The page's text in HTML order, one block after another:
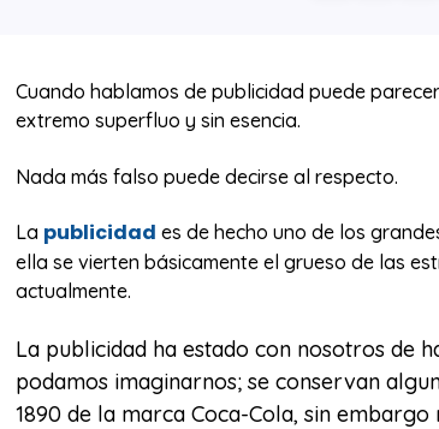
Cuando hablamos de publicidad puede
extremo superfluo y sin esencia.
Nada más falso puede decirse al respecto.
La publicidad es de hecho uno de los
ella se vierten básicamente el grueso de las
actualmente.
La publicidad ha estado con nosotros de
podamos imaginarnos; se conservan
1890 de la marca Coca-Cola, sin